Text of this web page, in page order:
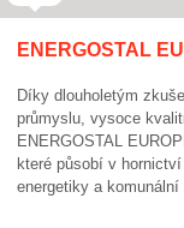
ENERGOSTAL
Díky dlouholetým
průmyslu, vysoce
ENERGOSTAL
které působí v
energetiky a komunální